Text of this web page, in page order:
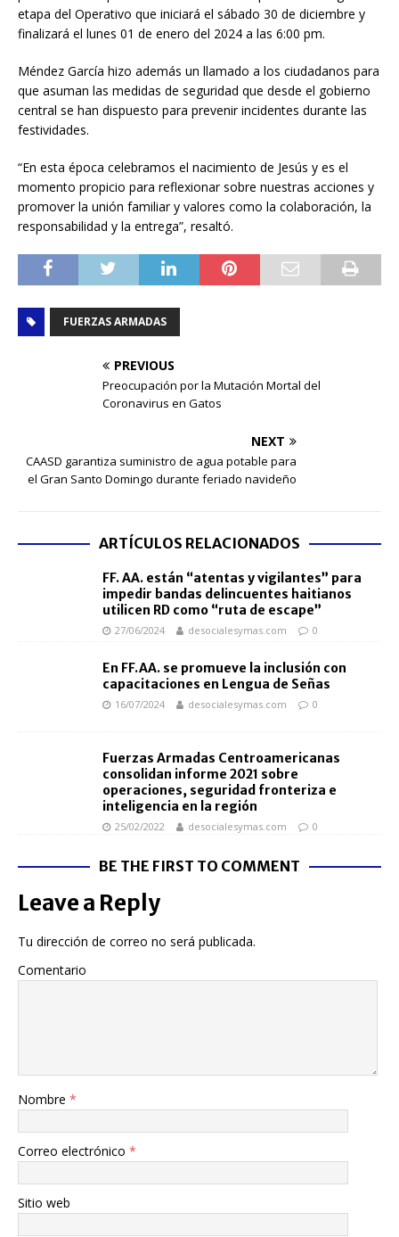
etapa del Operativo que iniciará el sábado 30 de diciembre y
finalizará el lunes 01 de enero del 2024 a las 6:00 pm.
Méndez García hizo además un llamado a los ciudadanos para
que asuman las medidas de seguridad que desde el gobierno
central se han dispuesto para prevenir incidentes durante las
festividades.
“En esta época celebramos el nacimiento de Jesús y es el
momento propicio para reflexionar sobre nuestras acciones y
promover la unión familiar y valores como la colaboración, la
responsabilidad y la entrega”, resaltó.
FUERZAS ARMADAS
PREVIOUS
Preocupación por la Mutación Mortal del
Coronavirus en Gatos
NEXT
CAASD garantiza suministro de agua potable para
el Gran Santo Domingo durante feriado navideño
ARTÍCULOS RELACIONADOS
FF. AA. están “atentas y vigilantes” para
impedir bandas delincuentes haitianos
utilicen RD como “ruta de escape”
27/06/2024 desocialesymas.com 0
En FF.AA. se promueve la inclusión con
capacitaciones en Lengua de Señas
16/07/2024 desocialesymas.com 0
Fuerzas Armadas Centroamericanas
consolidan informe 2021 sobre
operaciones, seguridad fronteriza e
inteligencia en la región
25/02/2022 desocialesymas.com 0
BE THE FIRST TO COMMENT
Leave a Reply
Tu dirección de correo no será publicada.
Comentario
Nombre *
Correo electrónico *
Sitio web